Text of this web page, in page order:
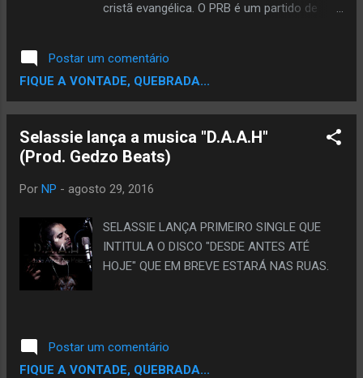
cristã evangélica. O PRB é um partido de
entre os fãs de rap, mas creio que o
Douglas se filiou a este partido por causa de
sua conversão ao cristianismo. Ontem a
onde o Eduardo ao lado do Douglas apoia a
candidatura do Douglas. Não quero entrar
em polemica, mas tudo o que o rap gangsta
Postar um comentário
FIQUE A VONTADE, QUEBRADA...
Selassie lança a musica "D.A.A.H"
(Prod. Gedzo Beats)
Por NP - agosto 29, 2016
SELASSIE LANÇA PRIMEIRO SINGLE QUE
INTITULA O DISCO "DESDE ANTES ATÉ
HOJE" QUE EM BREVE ESTARÁ NAS RUAS.
Postar um comentário
FIQUE A VONTADE, QUEBRADA...